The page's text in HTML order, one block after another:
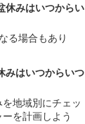
休みはいつからい
る場合もあり
みはいつからいつ
地域別にチェッ
を計画しよう